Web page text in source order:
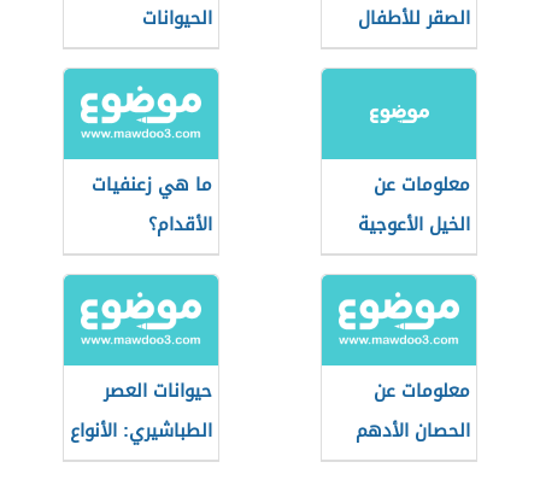
الصقر للأطفال
الحيوانات
معلومات عن
الخيل الأعوجية
ما هي زعنفيات
الأقدام؟
معلومات عن
الحصان الأدهم
حيوانات العصر
الطباشيري: الأنواع
والهيمنة